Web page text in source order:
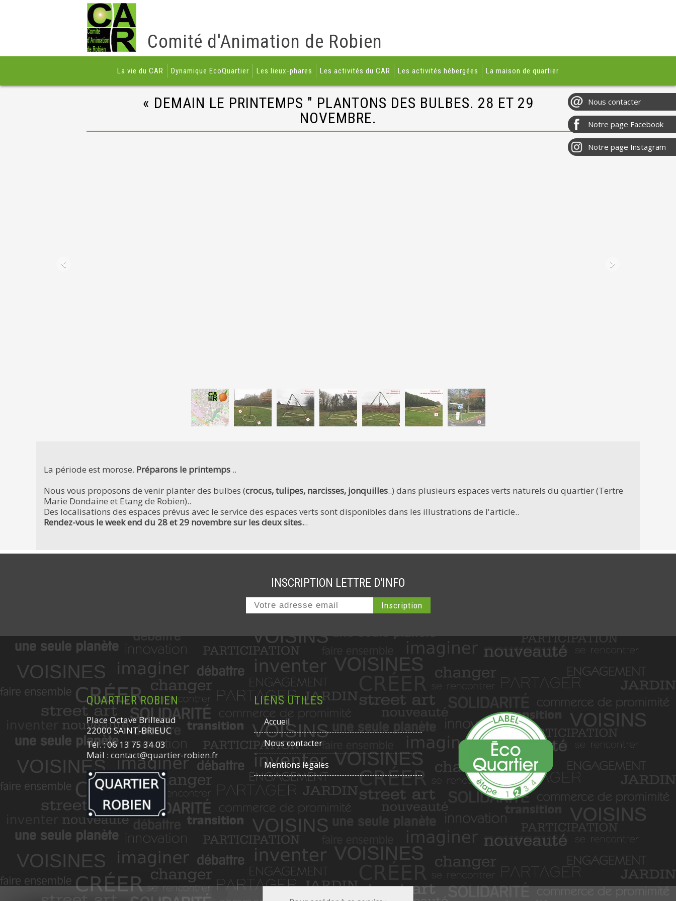
Comité d'Animation de Robien
La vie du CAR Dynamique EcoQuartier Les lieux-phares Les activités du CAR Les activités hébergées La maison de quartier
« DEMAIN LE PRINTEMPS " PLANTONS DES BULBES. 28 ET 29
NOVEMBRE.
La période est morose. Préparons le printemps ..
Nous vous proposons de venir planter des bulbes (crocus, tulipes, narcisses, jonquilles..) dans plusieurs espaces verts naturels du quartier (Tertre
Marie Dondaine et Etang de Robien)..
Des localisations des espaces prévus avec le service des espaces verts sont disponibles dans les illustrations de l'article..
Rendez-vous le week end du 28 et 29 novembre sur les deux sites...
INSCRIPTION LETTRE D'INFO
QUARTIER ROBIEN
Place Octave Brilleaud
22000 SAINT-BRIEUC
Tél. : 06 13 75 34 03
Mail : contact@quartier-robien.fr
LIENS UTILES
Accueil
Nous contacter
Mentions légales